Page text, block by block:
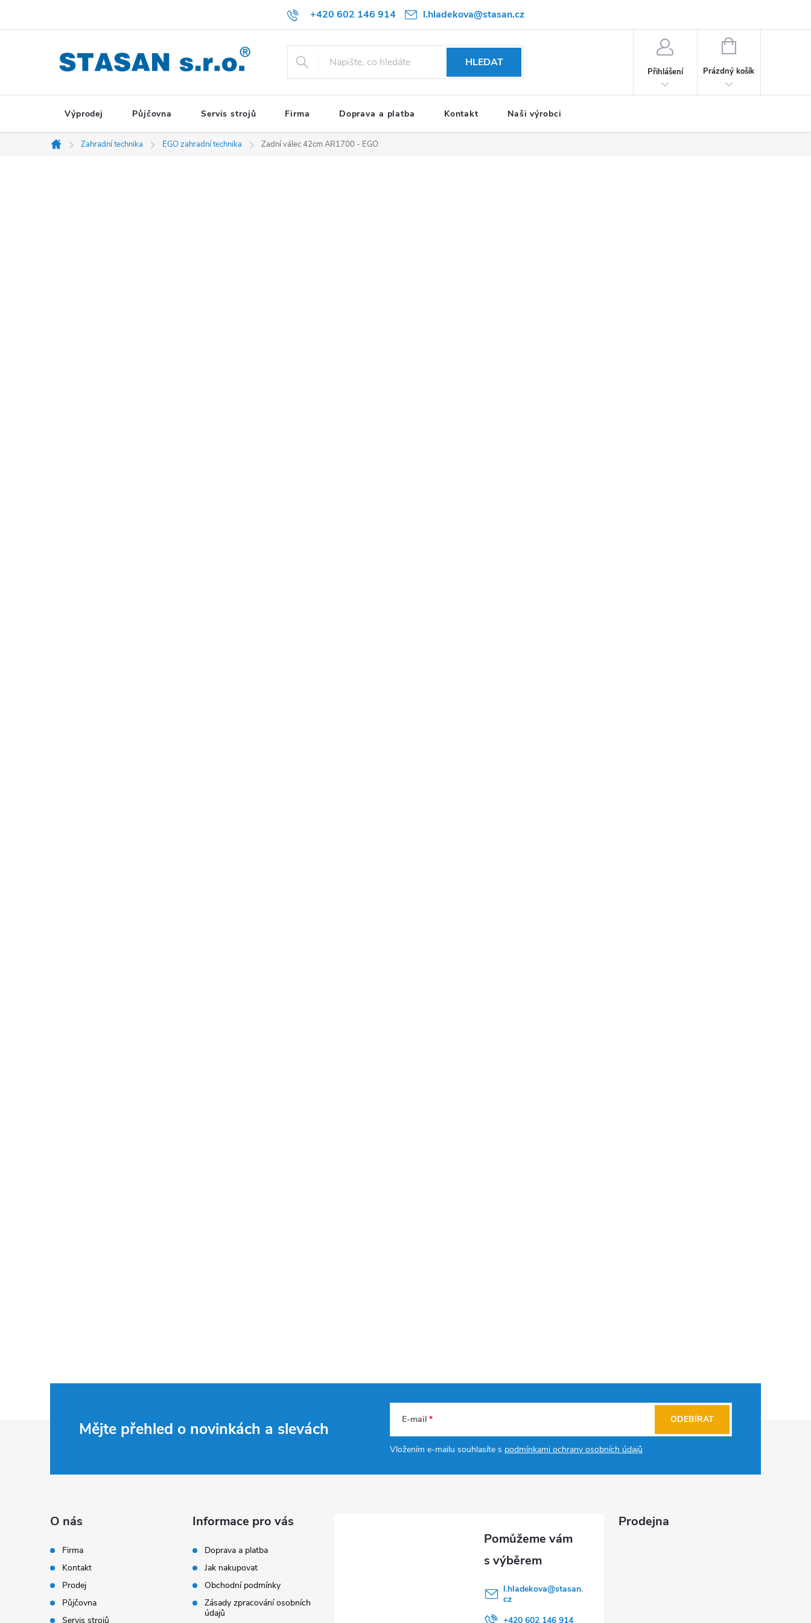
+420 602 146 914 l.hladekova@stasan.cz
HLEDAT
Přihlášení
NÁKUPNÍ
Prázdný košík
Výprodej Půjčovna Servis strojů Firma Doprava a platba Kontakt Naši výrobci
Domů
Zahradní technika EGO zahradní technika Zadní válec 42cm AR1700 - EGO
Mějte přehled o novinkách a slevách E-mail
Vložením e-mailu souhlasíte s podmínkami ochrany osobních údajů
ODEBÍRAT
O nás
Firma
Kontakt
Prodej
Půjčovna
Servis strojů
Informace pro vás
Doprava a platba
Jak nakupovat
Obchodní podmínky
Zásady zpracování osobních
údajů
l.hladekova@stasan.
cz
+420 602 146 914
Prodejna